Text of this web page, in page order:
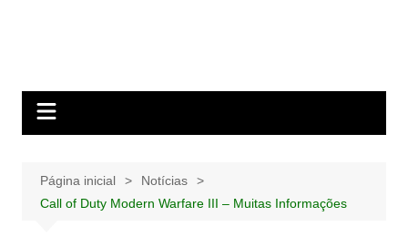
Página inicial
Notícias
Call of Duty Modern Warfare III – Muitas Informações